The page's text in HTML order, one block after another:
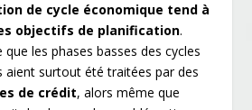
de cycle économique tend à
objectifs de planification.
que les phases basses des cycles
aient surtout été traitées par des
de crédit, alors même que